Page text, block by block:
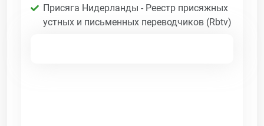
Присяга Нидерланды - Реестр присяжных
устных и письменных переводчиков (Rbtv)